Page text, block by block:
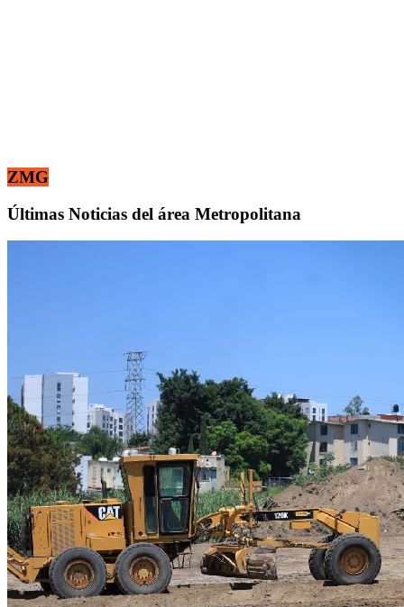
ZMG
Últimas Noticias del área Metropolitana